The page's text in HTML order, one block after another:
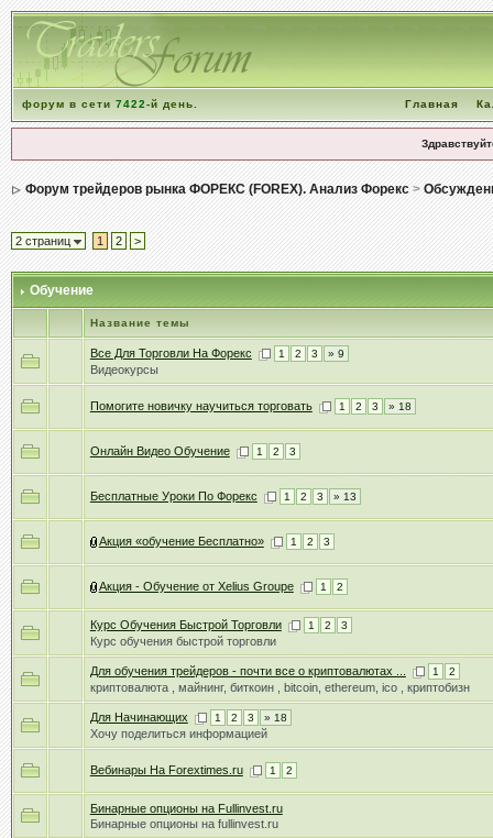
форум в сети 7422-й день. Главная
Форум трейдеров рынка ФОРЕКС (FOREX). Анализ Форекс>
2 страниц 1 2 >
Обучение
Название темы
Все Для Торговли На Форекс 1 2 3 » 9
Видеокурсы
Помогите новичку научиться торговать 1 2 3 » 18
Онлайн Видео Обучение 1 2 3
Бесплатные Уроки По Форекс 1 2 3 » 13
Акция «обучение Бесплатно» 1 2 3
Акция - Обучение от Xelius Groupe 1 2
Курс Обучения Быстрой Торговли 1 2 3
Курс обучения быстрой торговли
Для обучения трейдеров - почти все о криптовалютах ... 1 2
криптовалюта , майнинг, биткоин , bitcoin, ethereum, ico , криптобизн
Для Начинающих 1 2 3 » 18
Хочу поделиться информацией
Вебинары На Forextimes.ru 1 2
Бинарные опционы на Fullinvest.ru
Бинарные опционы на fullinvest.ru